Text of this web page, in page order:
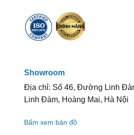
Showroom
Địa chỉ: Số 46, Đường Linh
Linh Đàm, Hoàng Mai, Hà Nội
Bấm xem bản đồ